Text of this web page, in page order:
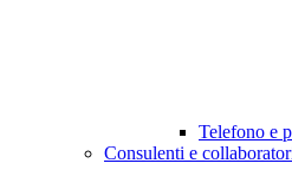
Telefono e
Consulenti e